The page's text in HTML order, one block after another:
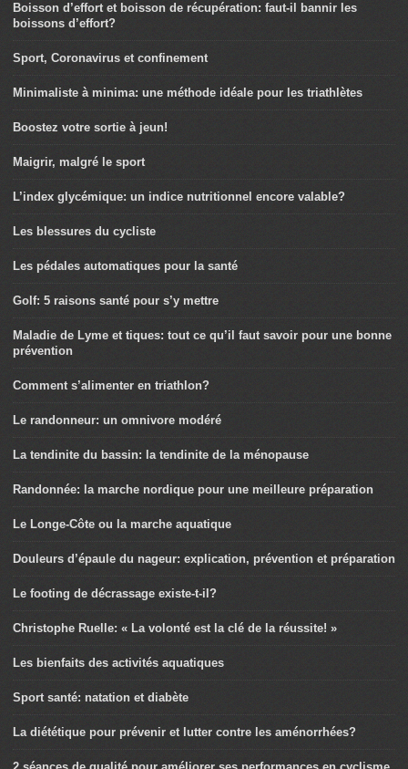
Boisson d’effort et boisson de récupération: faut-il bannir les
boissons d’effort?
Sport, Coronavirus et confinement
Minimaliste à minima: une méthode idéale pour les triathlètes
Boostez votre sortie à jeun!
Maigrir, malgré le sport
L’index glycémique: un indice nutritionnel encore valable?
Les blessures du cycliste
Les pédales automatiques pour la santé
Golf: 5 raisons santé pour s’y mettre
Maladie de Lyme et tiques: tout ce qu’il faut savoir pour une bonne
prévention
Comment s’alimenter en triathlon?
Le randonneur: un omnivore modéré
La tendinite du bassin: la tendinite de la ménopause
Randonnée: la marche nordique pour une meilleure préparation
Le Longe-Côte ou la marche aquatique
Douleurs d’épaule du nageur: explication, prévention et préparation
Le footing de décrassage existe-t-il?
Christophe Ruelle: « La volonté est la clé de la réussite! »
Les bienfaits des activités aquatiques
Sport santé: natation et diabète
La diététique pour prévenir et lutter contre les aménorrhées?